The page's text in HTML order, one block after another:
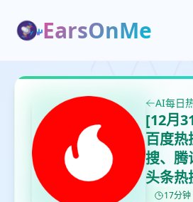
EarsOnMe
AI每日
[12月
百度热
搜、腾
头条热
17分钟
打分
鼠标下留人
删除确认
加入播单